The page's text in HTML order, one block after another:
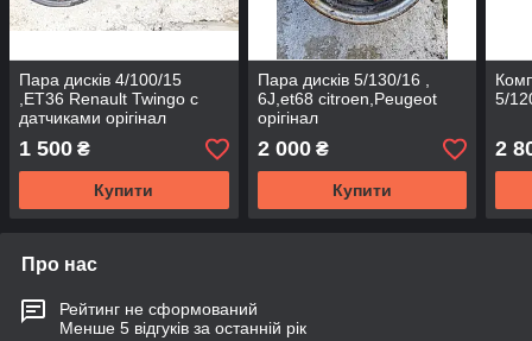
Пара дисків 4/100/15
,ЕТ36 Renault Twingo с
датчиками орігінал
1 500 ₴
Купити
Пара дисків 5/130/16 ,
6J,et68 citroen,Peugeot
орігінал
2 000₴
Купити
5/
2
Про нас
Рейтинг не сформований
Менше 5 відгуків за останній рік